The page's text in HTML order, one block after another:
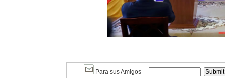
Para sus Amigos